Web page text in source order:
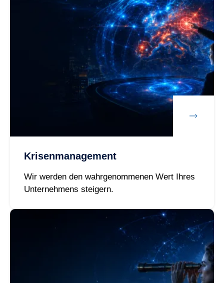
Krisenmanagement
Wir werden den wahrgenommenen Wert Ihres
Unternehmens steigern.